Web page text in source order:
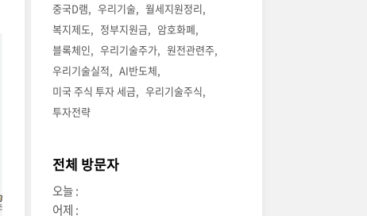
중국D램
우리기술
월세지원정리
복지제도
정부지원금
암호화폐
블록체인
우리기술주가
원전관련주
우리기술실적
AI반도체
미국 주식 투자 세금
우리기술주식
투자전략
전체 방문자
오늘 :
어제 :